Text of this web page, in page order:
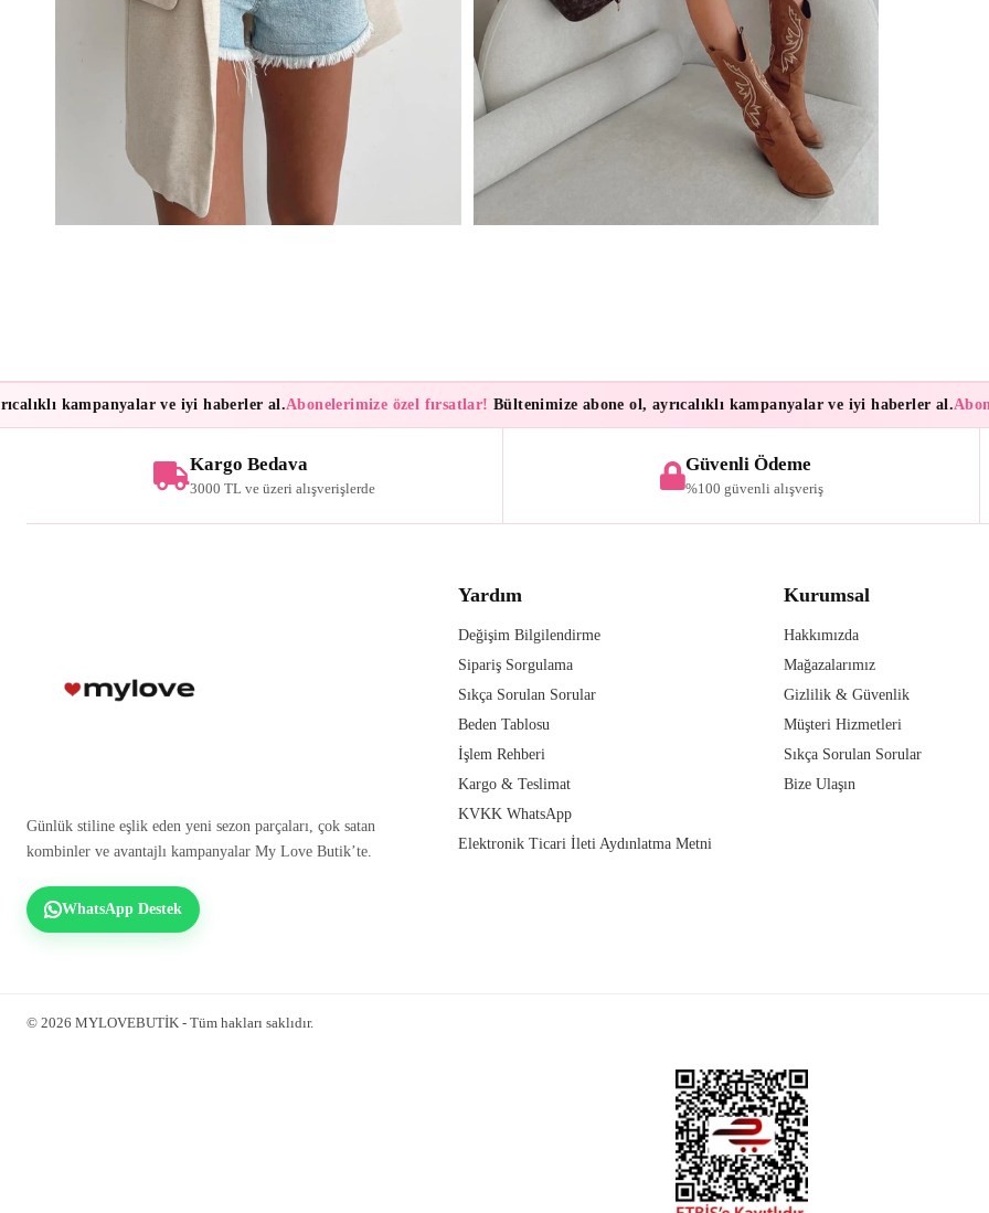
kampanyalar ve iyi haberler al. Abonelerimize özel fırsatlar!Bültenimize abone ol, ayrıcalıklı kampanyalar ve iyi haberler al.
Kargo Bedava
3000 TL ve üzeri alışverişlerde
Güvenli Ödeme
%100 güvenli alışveriş
Günlük stiline eşlik eden yeni sezon parçaları, çok satan
kombinler ve avantajlı kampanyalar My Love Butik’te.
WhatsApp Destek
Yardım
Değişim Bilgilendirme
Sipariş Sorgulama
Sıkça Sorulan Sorular
Beden Tablosu
İşlem Rehberi
Kargo & Teslimat
KVKK WhatsApp
Elektronik Ticari İleti Aydınlatma Metni
Kurumsal
Hakkımızda
Mağazalarımız
Gizlilik & Güvenlik
Müşteri Hizmetleri
Sıkça Sorulan Sorular
Bize Ulaşın
© 2026 MYLOVEBUTİK - Tüm hakları saklıdır.